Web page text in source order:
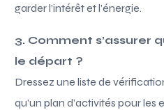
garder l’intérêt et l’énergie.
3. Comment s’assurer
le départ ?
Dressez une liste de
qu’un plan d’activités pour les